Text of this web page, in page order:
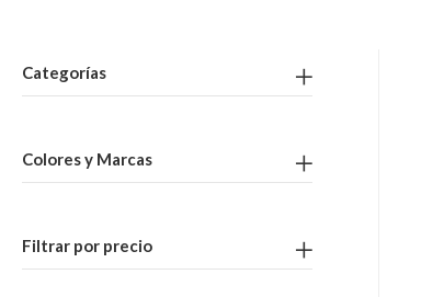
Categorías
Colores y Marcas
Filtrar por precio